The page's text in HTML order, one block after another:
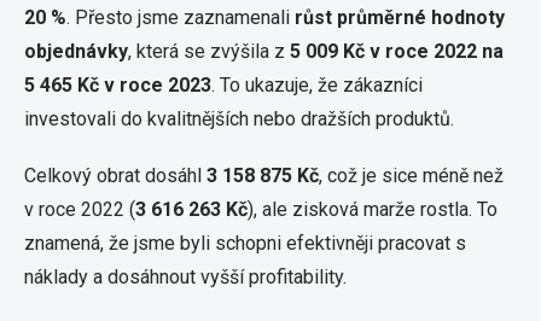
20 %. Přesto jsme zaznamenali růst průměrné hodnoty
objednávky, která se zvýšila z 5 009 Kč v roce 2022 na
5 465 Kč v roce 2023. To ukazuje, že zákazníci
investovali do kvalitnějších nebo dražších produktů.
Celkový obrat dosáhl 3 158 875 Kč, což je sice méně než
v roce 2022 (3 616 263 Kč), ale zisková marže rostla. To
znamená, že jsme byli schopni efektivněji pracovat s
náklady a dosáhnout vyšší profitability.